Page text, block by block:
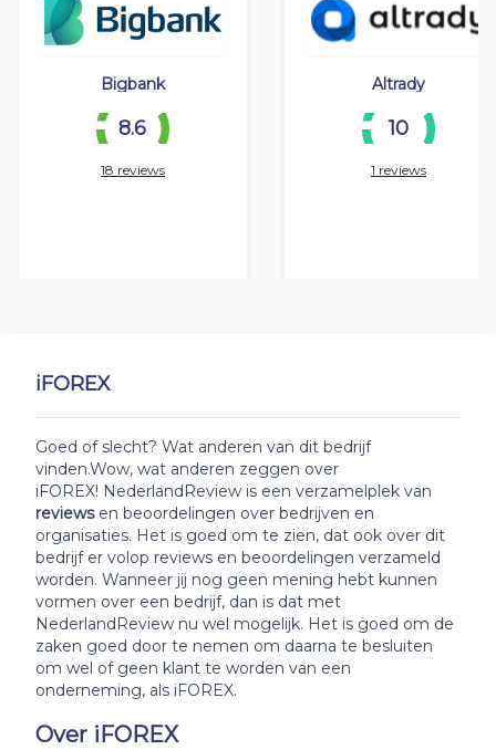
iFOREX
Goed of slecht? Wat anderen van dit bedrijf
vinden.Wow, wat anderen zeggen over
iFOREX! NederlandReview is een verzamelplek van
reviewsen beoordelingen over bedrijven en
organisaties. Het is goed om te zien, dat ook over dit
bedrijf er volop reviews en beoordelingen verzameld
worden. Wanneer jij nog geen mening hebt kunnen
vormen over een bedrijf, dan is dat met
NederlandReview nu wel mogelijk. Het is goed om de
zaken goed door te nemen om daarna te besluiten
om wel of geen klant te worden van een
onderneming, als iFOREX.
Over iFOREX
Bigbank
8.6
18 reviews
Altrady
10
1 reviews